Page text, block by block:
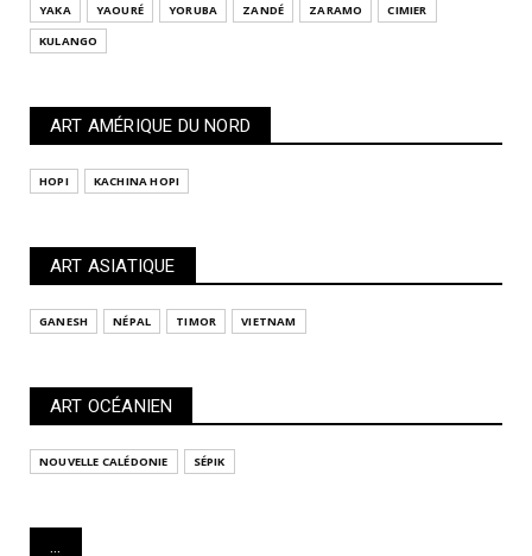
YAKA
YAOURÉ YORUBA ZANDÉ ZARAMO
CIMIER
KULANGO
ART AMÉRIQUE DU NORD
HOPI KACHINA HOPI
ART ASIATIQUE
GANESH NÉPAL TIMOR VIETNAM
ART OCÉANIEN
NOUVELLE CALÉDONIE SÉPIK
...